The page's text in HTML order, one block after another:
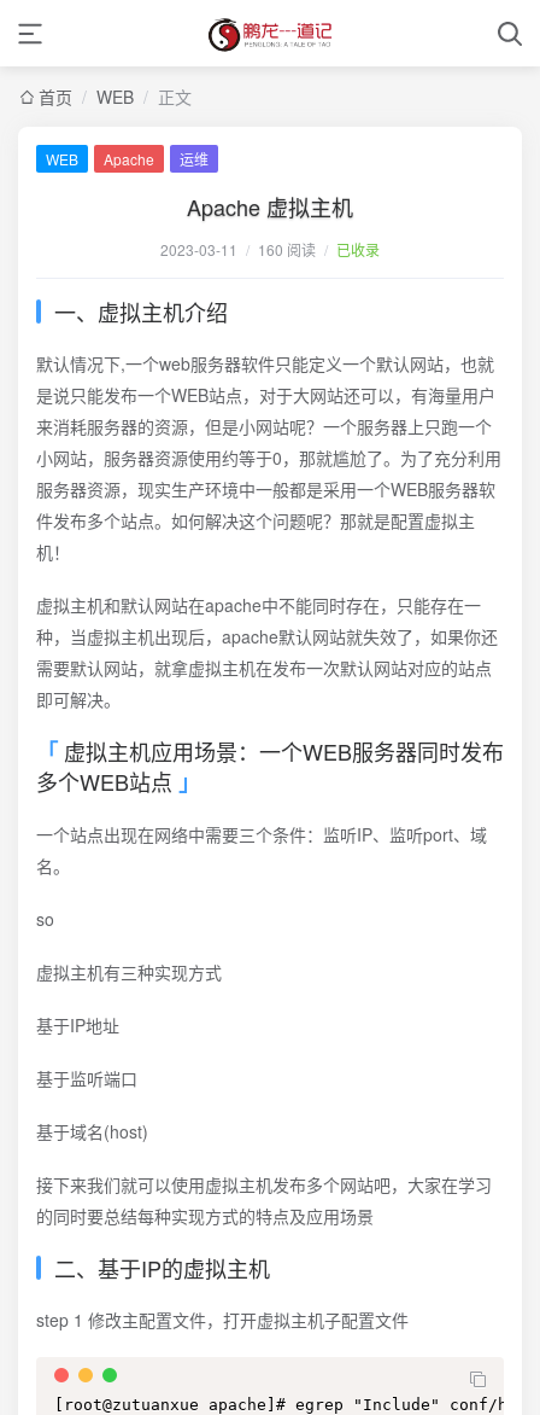
首页 / WEB / 正文
WEB Apache 运维
Apache 虚拟主机
2023-03-11 / 160 阅读 / 已收录
一、虚拟主机介绍
默认情况下,一个web服务器软件只能定义一个默认网站，也就
是说只能发布一个WEB站点，对于大网站还可以，有海量用户
来消耗服务器的资源，但是小网站呢？一个服务器上只跑一个
小网站，服务器资源使用约等于0，那就尴尬了。为了充分利用
服务器资源，现实生产环境中一般都是采用一个WEB服务器软
件发布多个站点。如何解决这个问题呢？那就是配置虚拟主
机！
虚拟主机和默认网站在apache中不能同时存在，只能存在一
种，当虚拟主机出现后，apache默认网站就失效了，如果你还
需要默认网站，就拿虚拟主机在发布一次默认网站对应的站点
即可解决。
虚拟主机应用场景：一个WEB服务器同时发布
多个WEB站点
一个站点出现在网络中需要三个条件：监听IP、监听port、域
名。
so
虚拟主机有三种实现方式
基于IP地址
基于监听端口
基于域名(host)
接下来我们就可以使用虚拟主机发布多个网站吧，大家在学习
的同时要总结每种实现方式的特点及应用场景
二、基于IP的虚拟主机
step 1 修改主配置文件，打开虚拟主机子配置文件
[root@zutuanxue apache]# egrep "Include" conf/